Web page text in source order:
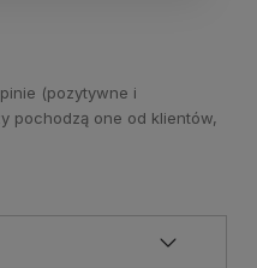
(pozytywne i
pochodzą one od klientów,